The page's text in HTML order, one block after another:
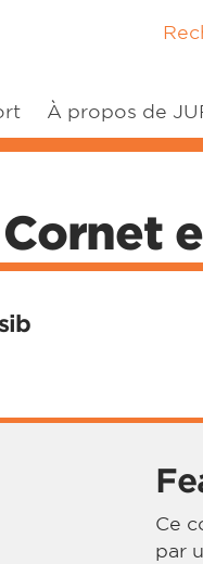
À propos de
Ce
par